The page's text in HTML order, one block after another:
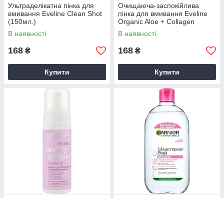
Ультраделікатна пінка для
вмивання Eveline Clean Shot
(150мл.)
В наявності
168 ₴
Купити
Очищаюча-заспокійлива
пінка для вмивання Eveline
Organic Aloe + Collagen
(150мл.)
В наявності
168 ₴
Купити